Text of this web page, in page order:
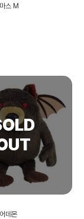
스 M
데몬